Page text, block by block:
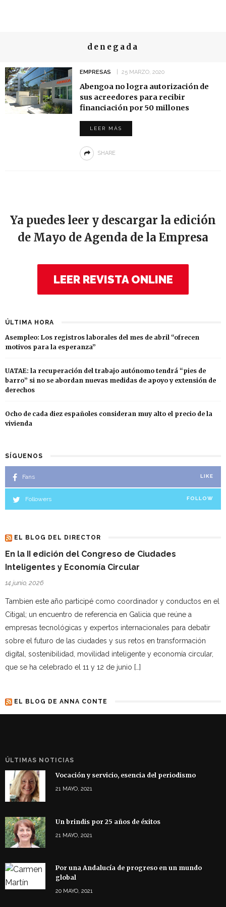
denegada
EMPRESAS 25 MARZO, 2020
Abengoa no logra autorización de
sus acreedores para recibir
financiación por 50 millones
LEER MÁS
SHARE
Ya puedes leer y descargar la edición
de Mayo de Agenda de la Empresa
LEER REVISTA ONLINE
ÚLTIMA HORA
Asempleo: Los registros laborales del mes de abril “ofrecen
motivos para la esperanza”
UATAE: la recuperación del trabajo autónomo tendrá “pies de
barro” si no se abordan nuevas medidas de apoyo y extensión de
derechos
Ocho de cada diez españoles consideran muy alto el precio de la
vivienda
SÍGUENOS
Fans LIKE
Followers FOLLOW
EL BLOG DEL DIRECTOR
En la II edición del Congreso de Ciudades
Inteligentes y Economía Circular
14 junio, 2026
Tambien este año participé como coordinador y conductos en el
Citigal; un encuentro de referencia en Galicia que reúne a
empresas tecnológicas y expertos internacionales para debatir
sobre el futuro de las ciudades y sus retos en transformación
digital, sostenibilidad, movilidad inteligente y economía circular,
que se ha celebrado el 11 y 12 de junio […]
EL BLOG DE ANNA CONTE
ÚLTIMAS NOTICIAS
Vocación y servicio, esencia del periodismo
21 MAYO, 2021
Un brindis por 25 años de éxitos
21 MAYO, 2021
Por una Andalucía de progreso en un mundo
global
20 MAYO, 2021